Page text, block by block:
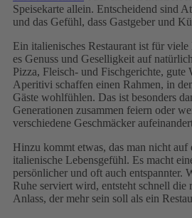
Speisekarte allein. Entscheidend sind
und das Gefühl, dass Gastgeber und
Ein italienisches Restaurant ist für
es Genuss und Geselligkeit auf
Pizza, Fleisch- und Fischgerichte, gute
Aperitivi schaffen einen Rahmen, in
Gäste wohlfühlen. Das ist besonders
Generationen zusammen feiern oder
verschiedene Geschmäcker
Hinzu kommt etwas, das man nicht auf
italienische Lebensgefühl. Es macht
persönlicher und oft auch entspannter.
Ruhe serviert wird, entsteht schnell
Anlass, der mehr sein soll als ein